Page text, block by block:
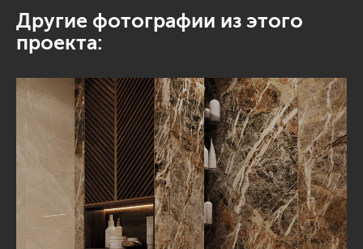
Другие фотографии из этого
проекта: